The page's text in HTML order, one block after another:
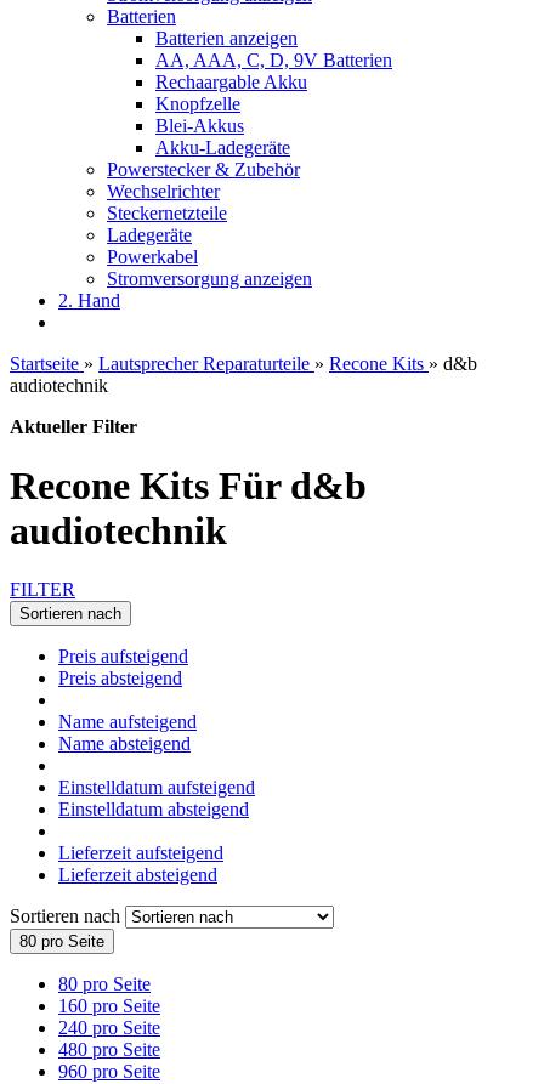
Batterien
Batterien anzeigen
AA, AAA, C, D, 9V Batterien
Rechaargable Akku
Knopfzelle
Blei-Akkus
Akku-Ladegeräte
Powerstecker & Zubehör
Wechselrichter
Steckernetzteile
Ladegeräte
Powerkabel
Stromversorgung anzeigen
2. Hand
Startseite » Lautsprecher Reparaturteile » Recone Kits » d&b
audiotechnik
Aktueller Filter
Recone Kits Für d&b
audiotechnik
FILTER
Sortieren nach
Preis aufsteigend
Preis absteigend
Name aufsteigend
Name absteigend
Einstelldatum aufsteigend
Einstelldatum absteigend
Lieferzeit aufsteigend
Lieferzeit absteigend
Sortieren nach
80 pro Seite
80 pro Seite
160 pro Seite
240 pro Seite
480 pro Seite
960 pro Seite